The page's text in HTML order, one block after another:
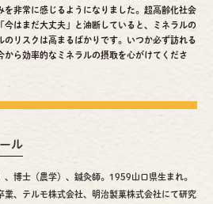
を非常に感じるようになりました。超高齢化社会
今はまだ大丈夫」と油断していると、ミネラルの
のリスクは高まるばかりです。いつか必ず訪れる
から効率的なミネラルの摂取を心がけてくださ
ル
博士（農学）、鍼灸師。1959山口県生まれ。
、テルモ株式会社、
明治製菓株式会社にて研究